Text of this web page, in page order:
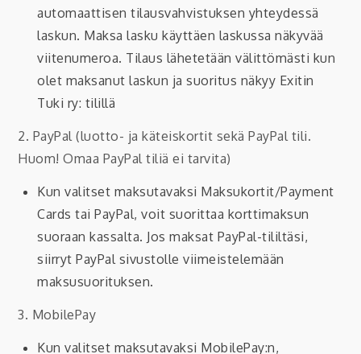
automaattisen tilausvahvistuksen yhteydessä
laskun. Maksa lasku käyttäen laskussa näkyvää
viitenumeroa. Tilaus lähetetään välittömästi kun
olet maksanut laskun ja suoritus näkyy Exitin
Tuki ry: tilillä
2. PayPal (luotto- ja käteiskortit sekä PayPal tili.
Huom! Omaa PayPal tiliä ei tarvita)
Kun valitset maksutavaksi Maksukortit/Payment
Cards tai PayPal, voit suorittaa korttimaksun
suoraan kassalta. Jos maksat PayPal-tililtäsi,
siirryt PayPal sivustolle viimeistelemään
maksusuorituksen.
3. MobilePay
Kun valitset maksutavaksi MobilePay:n,